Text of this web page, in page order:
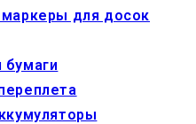
для досок
бумаги